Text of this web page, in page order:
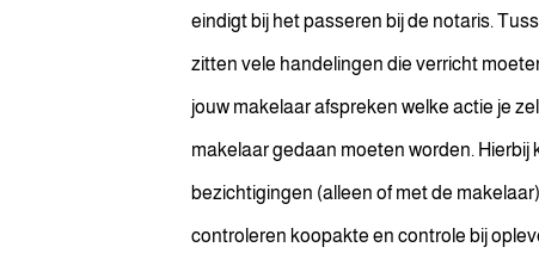
eindigt bij het passeren bij de notaris.
zitten vele handelingen die verricht
jouw makelaar afspreken welke actie je
makelaar gedaan moeten worden. Hierbij
bezichtigingen (alleen of met de
controleren koopakte en controle bij